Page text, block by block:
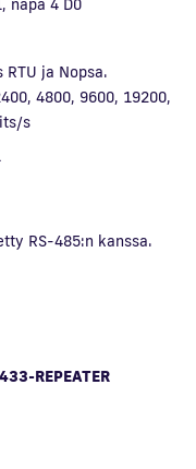
napa 4 D0
ja Nopsa.
4800, 9600, 19200,
s
RS-485:n kanssa.
REPEATER